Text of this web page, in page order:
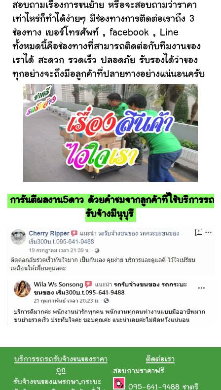
สอบถามเรื่องการขนย้าย หรือจะสอบถามว่าราคา
เท่าไหร่ก็ทำได้ง่ายๆ มีช่องทางการติดต่อเราถึง 3
ช่องทาง เบอร์โทรศัพท์ , facebook , Line
ทั้งหมดนี้คือช่องทางที่สามารถติดต่อกับทีมงานของ
เราได้ สะดวก รวดเร็ว ปลอดภัย รับรองได้ว่าของ
ทุกอย่างจะถึงมือลูกค้าที่ปลายทางอย่างแน่นอนครับ
การันตีผลงาน5ดาว ด้วยคำชมจากลูกค้าที่ใช้บริการรถ
รับจ้างมีนุบุรี
บริการรถรถรับจ้างขนของราคา
ถูก
รับจ้างขนของแพรกษา,กระบะ
ติดต่อเรา
สอบถามราคาฟรี
095-641-9488 ชาตรี